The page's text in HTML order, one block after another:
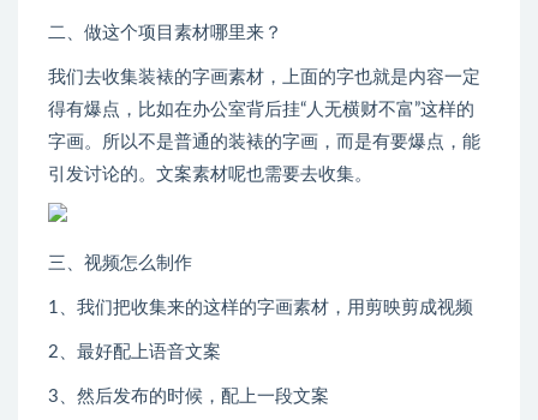
二、做这个项目素材哪里来？
我们去收集装裱的字画素材，上面的字也就是内容一定
得有爆点，比如在办公室背后挂“人无横财不富”这样的
字画。所以不是普通的装裱的字画，而是有要爆点，能
引发讨论的。文案素材呢也需要去收集。
三、视频怎么制作
1、我们把收集来的这样的字画素材，用剪映剪成视频
2、最好配上语音文案
3、然后发布的时候，配上一段文案